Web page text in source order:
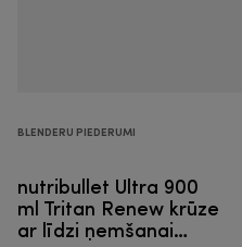
BLENDERU PIEDERUMI
nutribullet Ultra 900
ml Tritan Renew krūze
ar līdzi ņemšanai